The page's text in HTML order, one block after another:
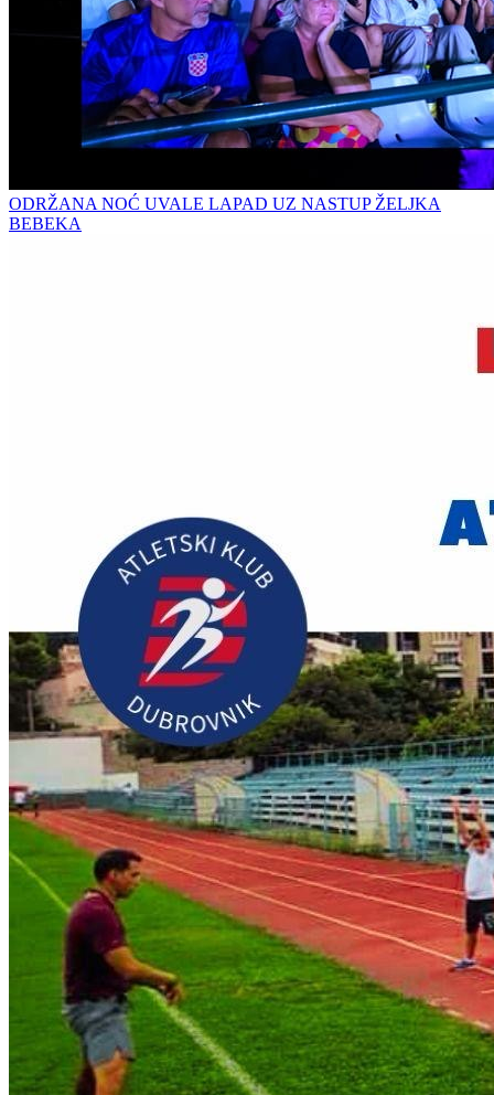
ODRŽANA NOĆ UVALE LAPAD UZ NASTUP ŽELJKA
BEBEKA